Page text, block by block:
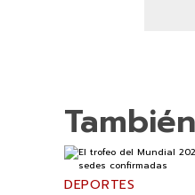
DEPORTES